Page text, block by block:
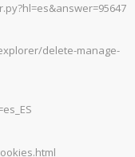
delete-manage-